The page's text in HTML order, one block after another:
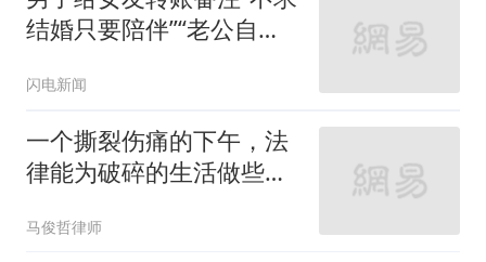
结婚只要陪伴”“老公自愿
还11万余元被法院驳回
闪电新闻
一个撕裂伤痛的下午，法
律能为破碎的生活做些什
马俊哲律师